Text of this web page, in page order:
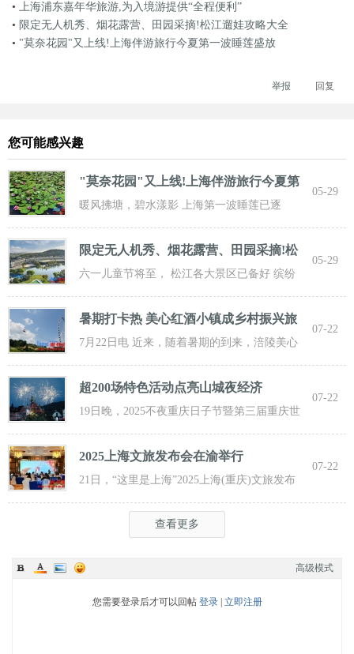
• 上海浦东嘉年华旅游,为入境游提供“全程便利”
• 限定无人机秀、烟花露营、田园采摘!松江遛娃攻略大全
• "莫奈花园"又上线!上海伴游旅行今夏第一波睡莲盛放
回复
举报
您可能感兴趣
"莫奈花园"又上线!上海伴游旅行今夏第
一波
暖风拂塘，碧水漾影 上海第一波睡莲已逐
步“复苏” 粉白嫣红的花朵浮于水面 趁花期正
05-29
限定无人机秀、烟花露营、田园采摘!松
江遛
六一儿童节将至， 松江各大景区已备好 缤纷
活动与超值福利， 从主题乐土到田园乡野，
05-29
暑期打卡热 美心红酒小镇成乡村振兴旅
游新
7月22日电 近来，随着暑期的到来，涪陵美心
红酒小镇迎来了大批游客前来打卡，
07-22
超200场特色活动点亮山城夜经济
19日晚，2025不夜重庆日子节暨第三届重庆世
界啤酒文化节发动活动在重庆市九龙坡
07-22
2025上海文旅发布会在渝举行
21日，“这里是上海”2025上海(重庆)文旅发布
会在渝举行，全方位展示上海文旅
07-22
查看更多
高级模式
您需要登录后才可以回帖 登录| 立即注册